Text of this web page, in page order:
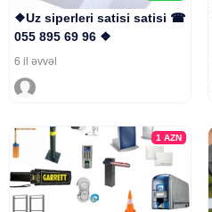
❖Uz siperleri satisi satisi ☎
055 895 69 96 ❖
6 il əvvəl
1AZN